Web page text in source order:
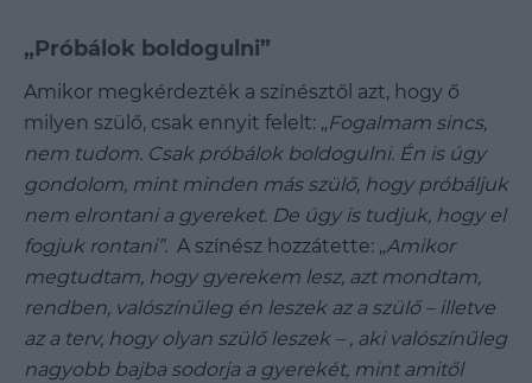
„Próbálok boldogulni”
Amikor megkérdezték a színésztől azt, hogy ő
milyen szülő, csak ennyit felelt: „Fogalmam sincs,
nem tudom. Csak próbálok boldogulni. Én is úgy
gondolom, mint minden más szülő, hogy próbáljuk
nem elrontani a gyereket. De úgy is tudjuk, hogy el
fogjuk rontani”. A színész hozzátette: „Amikor
megtudtam, hogy gyerekem lesz, azt mondtam,
rendben, valószínűleg én leszek az a szülő – illetve
az a terv, hogy olyan szülő leszek – , aki valószínűleg
nagyobb bajba sodorja a gyerekét, mint amitől